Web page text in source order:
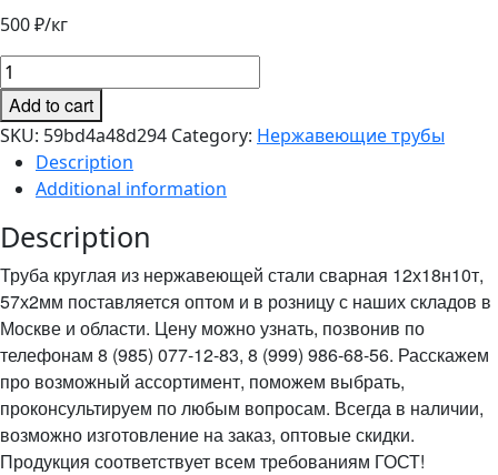
500₽/кг
Труба
нержавеющая
сварная
57х2
quantity
Add to cart
SKU: 59bd4a48d294 Category: Нержавеющие трубы
Description
Additional information
Description
Труба круглая из нержавеющей стали сварная 12х18н10т,
57х2мм поставляется оптом и в розницу с наших складов в
Москве и области. Цену можно узнать, позвонив по
телефонам 8 (985) 077-12-83, 8 (999) 986-68-56. Расскажем
про возможный ассортимент, поможем выбрать,
проконсультируем по любым вопросам. Всегда в наличии,
возможно изготовление на заказ, оптовые скидки.
Продукция соответствует всем требованиям ГОСТ!